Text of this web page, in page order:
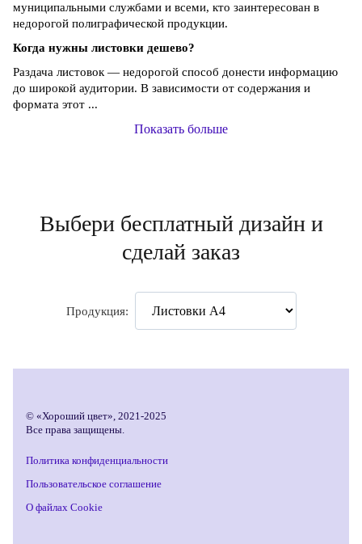
муниципальными службами и всеми, кто заинтересован в
недорогой полиграфической продукции.
Когда нужны листовки дешево?
Раздача листовок — недорогой способ донести информацию
до широкой аудитории. В зависимости от содержания и
формата этот ...
Показать больше
Выбери бесплатный дизайн и
сделай заказ
Продукция:
© «Хороший цвет», 2021-2025
Все права защищены.
Политика конфиденциальности
Пользовательское соглашение
О файлах Cookie